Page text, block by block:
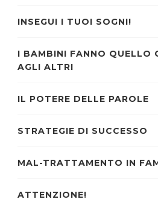
INSEGUI I TUOI SOGNI!
I BAMBINI FANNO QUELLO
AGLI ALTRI
IL POTERE DELLE PAROLE
STRATEGIE DI SUCCESSO
MAL-TRATTAMENTO IN
ATTENZIONE!